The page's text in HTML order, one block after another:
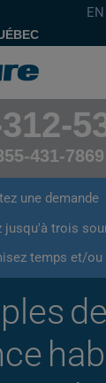
EN
431-7869
une demande
jusqu'à trois
temps et/ou